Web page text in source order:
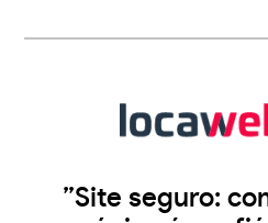
”Site seguro: